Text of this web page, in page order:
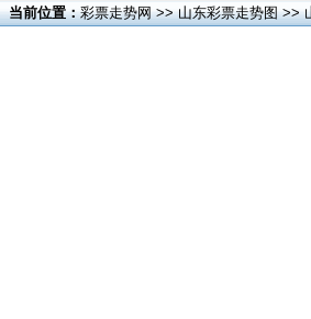
当前位置：彩票走势网>>山东彩票走势图>>